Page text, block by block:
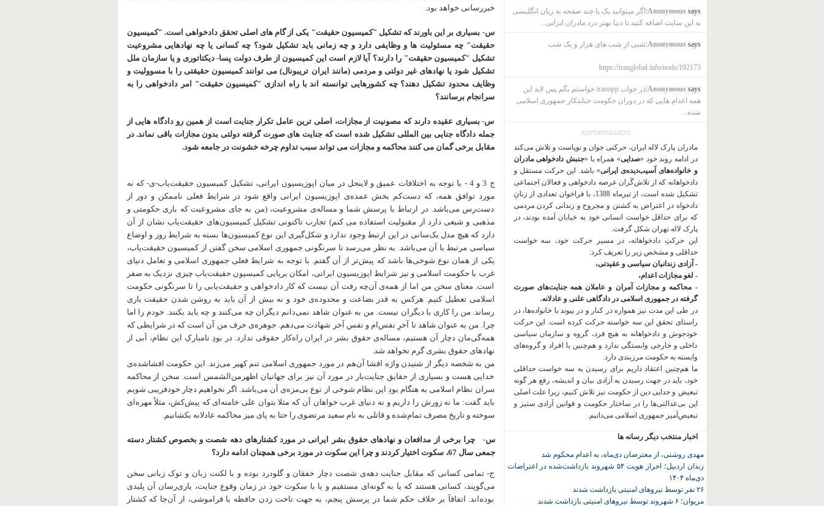
خبررسانی خواهد بود.
س- بسیاری بر این باورند که تشکیل "کمیسیون حقیقت" یکی از گام های اصلی تحقق دادخواهی است. "کمیسیون
حقیقت" چه مسئولیت ها و وظایفی دارد و چه زمانی باید تشکیل شود؟ چه کسانی یا چه نهادهایی مشروعیت
تشکیل "کمیسیون حقیقت" را دارند؟ آیا لازم است این کمیسیون از طرف دولت پسا- دیکتاتوری و یا سازمان ملل
تشکیل شود یا نهادهای غیر دولتی و مردمی (مانند ایران تریبونال) می توانند کمیسیون حقیقتی را با مسوولیت و
وظایف محدود تشکیل دهند؟ چه کشورهایی توانسته اند با راه اندازی "کمیسیون حقیقت" امر دادخواهی را به
سرانجام برسانند؟
س- بسیاری عقیده دارند که مصونیت از مجازات، اصلی ترین عامل تکرار جنایت است از همین رو دادگاه هایی از
جمله دادگاه جنایی بین المللی تشکیل شده است که جنایت های صورت گرفته دولتی بدون مجازات باقی نماند. در
مقابل برخی گمان می کنند محاکمه و مجازات می تواند سبب تداوم چرخه خشونت در جامعه شود.
ج 3 و 4 - با توجه به اختلافات عمیق و لاینحل در میان اپوزیسیون ایرانی، تشکیل کمیسیون حقیقت‌یاب-ی- که نه
مورد توافق همه، که دست‌کم بخش عمده‌ی اپوزیسیون ایرانی واقع شود در شرایط فعلی ناممکن و دور از
دست‌رس می‌باشد. در ارتباط با پرسش شما و مساله‌ی مشروعیت، (من به جای مشروعیت که باری حکومتی و
مذهبی و شیعی دارد از مقبولیت استفاده می کنم) تجارب تاکنونی تشکیل کمیسیون‌های حقیقت‌یاب نشان از آن
دارد که هیچ مدل یک‌سانی در این ارتبط وجود ندارد و شکل‌گیری این نوع کمیسیون‌ها بسته به شرایط روز و اوضاع
سیاسی مرتبط با آن می‌باشد. به نظر می‌رسد تا سرنگونی جمهوری اسلامی سخن گفتن از کمیسیون حقیقت‌یاب،
یکی از همان نوع شوخی‌ها باشد که پیش‌تر از آن گفتم. با توجه به شرایط فعلی جمهوری اسلامی و تعامل دنیای
غرب با حکومت اسلامی و نیز شرایط اپوزیسیون ایرانی، امکان برپایی کمیسیون حقیقت‌یاب چیزی نزدیک به صفر
است. معنای سخن من اما از همه‌ی آن‌چه رفت آن نیست که کار دادخواهی و حقیقت‌یابی را تا سرنگونی حکومت
اسلامی تعطیل کنیم. هرکس به قدر بضاعت و محدوده‌ی خود و نه بیش از آن باید به روشن شدن حقیقت یاری
رساند. من را کاری با دیگران نیست. من به عنوان شاهد نمی‌دانم دیگران چه می‌کنند و چه باید بکنند. خودم را اما
چرا. من به عنوان شاهد تا آخرِ نفس‌ام و نفس آخر شهادت می‌دهم. جوهره‌ی حرف من آن است که در شرایطی که
همه‌گی‌مان دچار آن هستیم، مساله‌ی حقوق بشر در ایران راه‌کار حقوقی ندارد. در بودِ نامبارکِ این نظام، آبی از
نهادهای حقوق بشری گرم نخواهد شد.
من به شخصه دیگر از شنیدن واژه افشا آن‌هم در مورد جمهوری اسلامی تنم کهیر می‌زند. این حکومت افشا‌شده‌ی
خدایی هست و بسیاری از حقایق جنایت‌بار در مورد آن نیز برای جهانیان اظهرمن‌الشمس است. سخن از محاکمه
سران نظام اسلامی به هنگام بودِ این نظام شوخی از نوع بی‌مزه‌ی آن می‌باشد. اگر نخواهیم دچار خودفریبی شویم
باید گفت: ما نه زورش را داریم و نه دنیای غرب خواهان آن که مثلا بتوان علی خامنه‌ای که پیش‌کش، مثلاً مهره‌ای
سوخته و تاریخ مصرف تمام‌شده و قاتلی به نام سعید مرتضوی را حتا به پای میز محاکمه عادلانه بکشانیم.
س‌-
چرا برخی از مدافعان و نهادهای حقوق بشر ایرانی در مورد کشتارهای دهه شصت و بخصوص کشتار دسته
جمعی سال 67، سکوت اختیار کردند و چرا این سکوت در مورد برخی همچنان ادامه دارد؟
ج- تمامی کسانی که مقابل جنایت دهه‌ی شصت دچار خفقان و گلودرد بوده و با لکنت زبان و توک زبانی سخن
می‌گویند، کسانی هستند که یا به گونه‌ای مستقیم و یا با سکوت خود در زمان وقوع جنایت، یاری‌رسان آن پلیدی
بوده‌اند. اتفاقآ بر خلاف حکم شما در پرسش پنجم، به جهت تاخت زدن حافظه با فراموشی، از آن‌جا که کشتار
Anonymoussays:
اگر میتوانید یک یا چند صفحه به زبان انگلیسی
به این سایت اضافه کنید تا دنیا بهتر درد مادران ایرانی...
Anonymoussays: شبی از شب های هزار و یک شب
https://iranglobal.info/node/192173
Anonymoussays:
در جواب iranopp خواستم بگم پس لابد این
همه اعدام هایی که در دوران حکومت جنایتکار جمهوری اسلامی
شده...
ADVERTISEMENT
مادران پارک لاله ایران، حرکتی جوان و نوپاست و تلاش می‌کند
در ادامه روند خود «صدایی» همراه با «جنبش دادخواهی مادران
و خانواده‌های آسیب‌دیده‌ی ایرانی» باشد. این حرکت مستقل و
دادخواهانه که از تلاش‌گَران عرصه دادخواهی و فعالان اجتماعی
تشکیل شده است، از تیرماه 1388، با فراخوان تعدادی از زنانِ
دادخواه در اعتراض به کشتن و مجروح و زندانی کردن مردمی
که برای حداقل خواست انسانی خود به خیابان آمده بودند، در
پارک لاله تهران شکل گرفت.
این حرکتِ دادخواهانه، در مسیر حرکت خود، سه خواست
حداقلی و مشخص زیر را تعریف کرد:
- آزادی زندانیان سیاسی و عقیدتی،
- لغو مجازات اعدام،
- محاکمه و مجازات آمران و عاملان همه جنایت‌های صورت
گرفته در جمهوری اسلامی در دادگاهی علنی و عادلانه.
در طی این مدت نیز همواره در کنار و در پیوند با خانواده‌ها، در
راستای تحقق این سه خواسته حرکت کرده است. این حرکت
خودجوش و دادخواهانه به هیچ فرد، گروه و سازمان سیاسی
داخلی و خارجی وابستگی ندارد و هم‌چنین با افراد و گروه‌های
وابسته به حکومت مرزبندی دارد.
ما هم‌چنین اعتقاد داریم برای رسیدن به سه خواست حداقلی
خود، باید در جهت رسیدن به آزادی بیان و اندیشه، رفع هر گونه
تبعیض و جدایی دین از حکومت نیز تلاش کنیم، زیرا علت اصلی
این بی‌عدالتی‌ها را در ساختار حکومت و قوانین آزادی ستیز و
تبعیض‌آمیز جمهوری اسلامی می‌دانیم.
اخبار منتخب دیگر رسانه ها
مهدی روشنی، از معترضان دی‌ماه، به اعدام محکوم شد
زندان اردبیل؛ احراز هویت ۵۴ شهروند بازداشت‌شده در اعتراضات
دی‌ماه ۱۴۰۴
۲۶ نفر توسط نیروهای امنیتی بازداشت شدند
مریوان؛ ۶ شهروند توسط نیروهای امنیتی بازداشت شدند